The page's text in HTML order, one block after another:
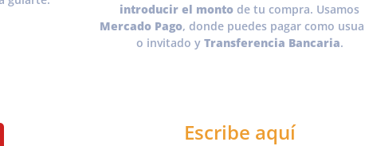
introducir el monto de tu compra. Usamos
Mercado Pago, donde puedes pagar como
o invitado y Transferencia Bancaria.
Escribe aquí